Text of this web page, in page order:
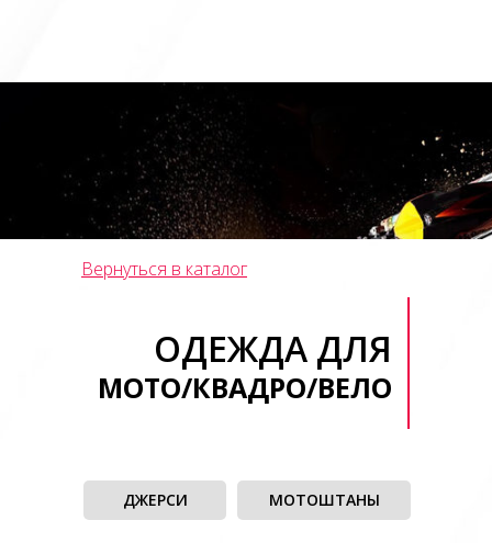
ОДЕЖДА ДЛЯ
МОТО/КВАДРО/ВЕЛО
Вернуться в каталог
ДЖЕРСИ МОТОШТАНЫ